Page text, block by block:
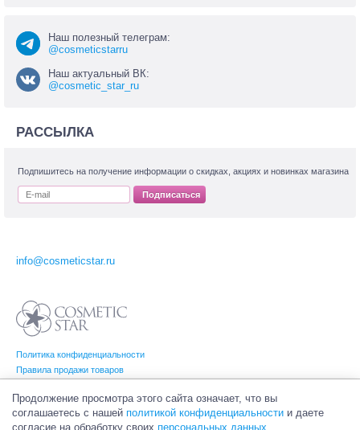
Наш полезный телеграм:
@cosmeticstarru
Наш актуальный ВК:
@cosmetic_star_ru
РАССЫЛКА
Подпишитесь на получение информации о скидках, акциях и новинках магазина
Подписаться
Политика конфиденциальности
Правила продажи товаров
info@cosmeticstar.ru
Продолжение просмотра этого сайта означает, что вы
соглашаетесь с нашей политикой конфиденциальности и даете
согласие на обработку своих персональных данных